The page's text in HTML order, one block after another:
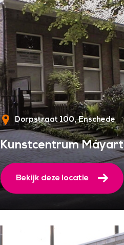
Dorpstraat 100 Enschede
Kunstcentrum Máyart
Bekijk deze locatie